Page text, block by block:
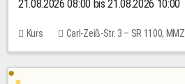
21.08.2026 08:00 bis 21.08.2026 10:00
Kurs Carl-Zeiß-Str. 3 – SR 1100, MMZ
10,00 EUR